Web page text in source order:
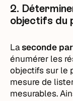
2.
objectifs du
Laseconde
énumérer les
objectifs sur le
mesure de
mesurables.